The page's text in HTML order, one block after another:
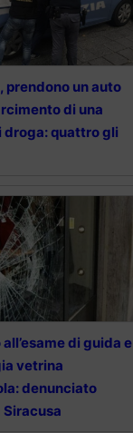
prendono un auto
di una
droga: quattro gli
di guida e
vetrina
denunciato
Siracusa